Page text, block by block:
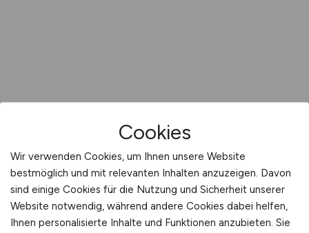
Cookies
Wir verwenden Cookies, um Ihnen unsere Website
bestmöglich und mit relevanten Inhalten anzuzeigen. Davon
sind einige Cookies für die Nutzung und Sicherheit unserer
Website notwendig, während andere Cookies dabei helfen,
Ihnen personalisierte Inhalte und Funktionen anzubieten. Sie